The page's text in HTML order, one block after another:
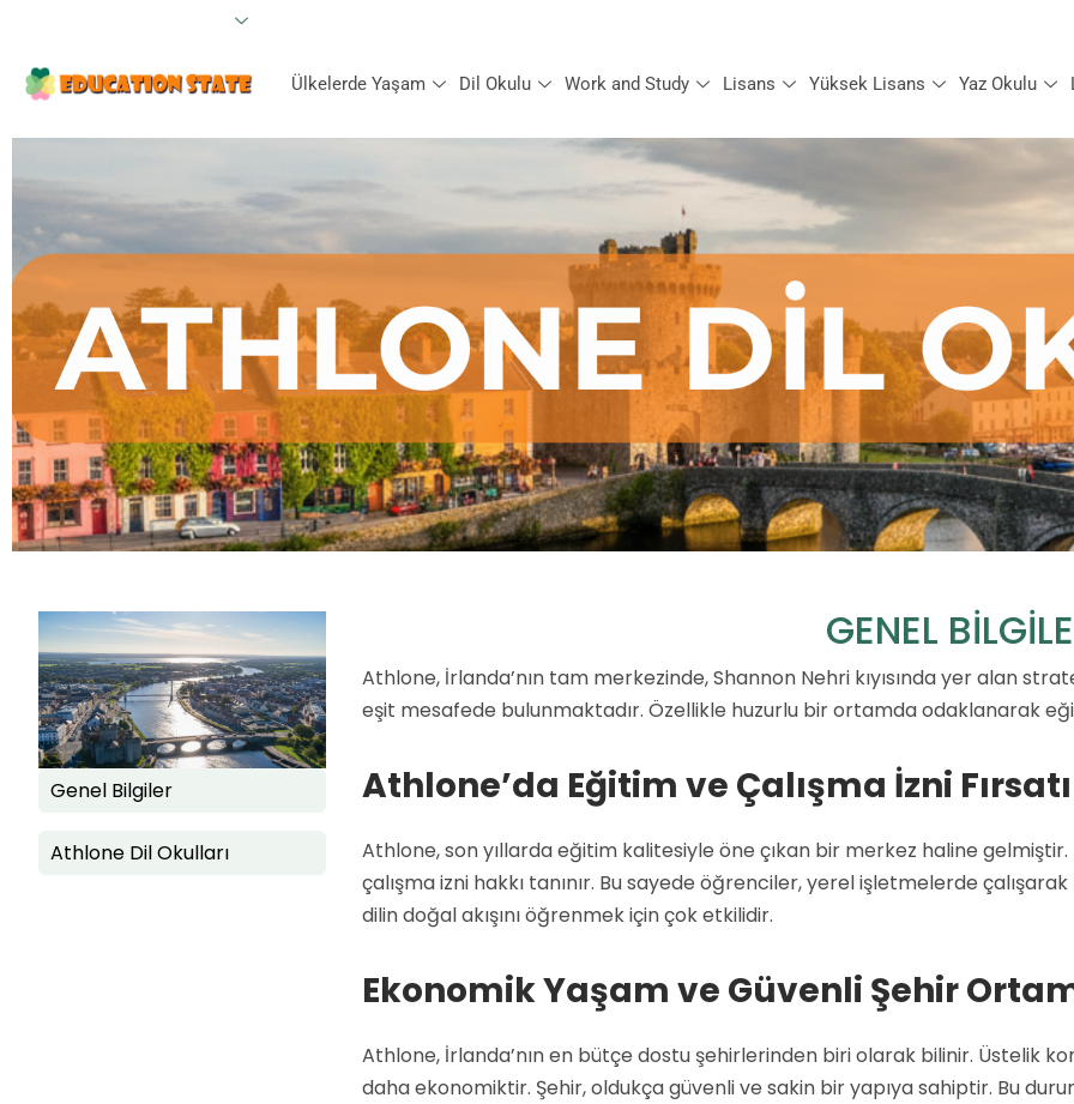
Ülkelerde Yaşam Dil Okulu Work and Study Lisans Yüksek Lisans Yaz Okulu
Genel Bilgiler
Athlone Dil Okulları
GENEL
Athlone, İrlanda’nın tam merkezinde, Shannon Nehri kıyısında yer alan
eşit mesafede bulunmaktadır. Özellikle huzurlu bir ortamda odaklanarak
Athlone’da Eğitim ve Çalışma İzni Fırsatı
Athlone, son yıllarda eğitim kalitesiyle öne çıkan bir merkez haline
çalışma izni hakkı tanınır. Bu sayede öğrenciler, yerel işletmelerde çalışarak
dilin doğal akışını öğrenmek için çok etkilidir.
Ekonomik Yaşam ve Güvenli Şehir
Athlone, İrlanda’nın en bütçe dostu şehirlerinden biri olarak bilinir. Üstelik
daha ekonomiktir. Şehir, oldukça güvenli ve sakin bir yapıya sahiptir. Bu